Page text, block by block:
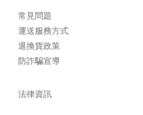
常見問題
運送服務方式
退換貨政策
防詐騙宣導
法律資訊